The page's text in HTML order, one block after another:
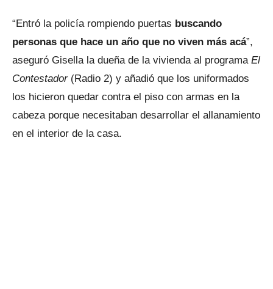
“Entró la policía rompiendo puertas buscando
personas que hace un año que no viven más acá”,
aseguró Gisella la dueña de la vivienda al programa El
Contestador (Radio 2) y añadió que los uniformados
los hicieron quedar contra el piso con armas en la
cabeza porque necesitaban desarrollar el allanamiento
en el interior de la casa.